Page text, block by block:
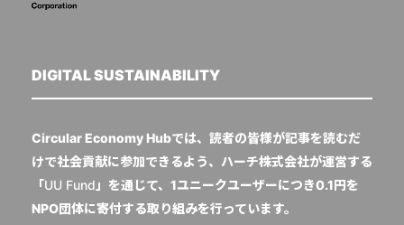
DIGITAL SUSTAINABILITY
Circular Economy Hubでは、読者の皆様が記事を読むだ
けで社会貢献に参加できるよう、ハーチ株式会社が運営する
「UU Fund 」を通じて、1ユニークユーザーにつき0.1円を
NPO団体に寄付する取り組みを行っています。